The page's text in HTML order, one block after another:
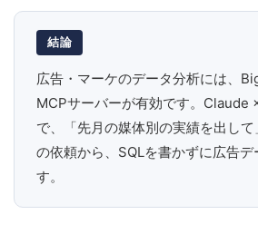
結論
広告・マーケのデータ分析には、
MCPサーバーが有効です。Claude
で、「先月の媒体別の実績を出し
の依頼から、SQLを書かずに広告デ
す。